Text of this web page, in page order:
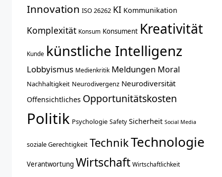
Innovation ISO 26262 KI Kommunikation
Komplexität Konsum Konsument Kreativität
Kunde künstliche Intelligenz
Lobbyismus Medienkritik Meldungen Moral
Nachhaltigkeit Neurodivergenz Neurodiversität
Offensichtliches Opportunitätskosten
Politik Psychologie Safety Sicherheit Social Media
soziale Gerechtigkeit TechnikTechnologie
Verantwortung Wirtschaft Wirtschaftlichkeit